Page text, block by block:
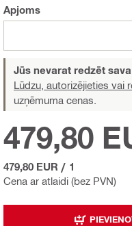
Apjoms
Jūs nevarat redzēt
Lūdzu, autorizējieties vai
uzņēmuma cenas.
Cena ar atlaidi (bez PVN)
479,80
479,80 EUR / 1